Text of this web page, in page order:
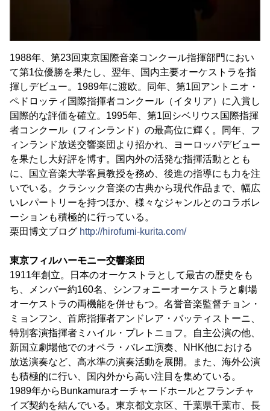
1988年、第23回東京国際音楽コンクール指揮部門におい
て第1位優勝を果たし、翌年、国内主要オーケストラを指
揮しデビュー。1989年に渡欧。同年、第1回アントニオ・
ペドロッティ国際指揮者コンクール（イタリア）に入賞し
国際的な評価を確立。1995年、第1回シベリウス国際指揮
者コンクール（フィンランド）の最高位に輝く。同年、フ
ィンランド放送交響楽団より招かれ、ヨーロッパデビュー
を果たし大好評を博す。国内外の活発な指揮活動ととも
に、国立音楽大学客員教授を務め、後進の指導にも力を注
いでいる。クラシック音楽の古典から現代作品まで、幅広
いレパートリーを持つほか、様々なジャンルとのコラボレ
ーションも積極的に行っている。
栗田博文ブログ http://hirofumi-kurita.com/
東京フィルハーモニー交響楽団
1911年創立。日本のオーケストラとして最古の歴史をも
ち、メンバー約160名、シンフォニーオーケストラと劇場
オーケストラの両機能を併せもつ。名誉音楽監督チョン・
ミョンフン、首席指揮者アンドレア・バッティストーニ、
特別客演指揮者ミハイル・プレトニョフ。自主公演の他、
新国立劇場他でのオペラ・バレエ演奏、NHK他における
放送演奏など、高水準の演奏活動を展開。また、海外公演
も積極的に行い、国内外から高い注目を集めている。
1989年からBunkamuraオーチャードホールとフランチャ
イズ契約を結んでいる。東京都文京区、千葉県千葉市、長